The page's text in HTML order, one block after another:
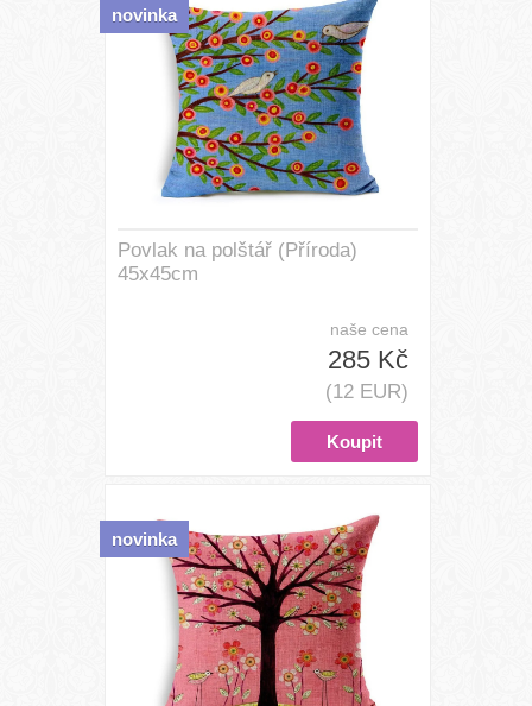
Povlak na polštář (Příroda)
45x45cm
naše cena
285 Kč
(12 EUR)
novinka
novinka